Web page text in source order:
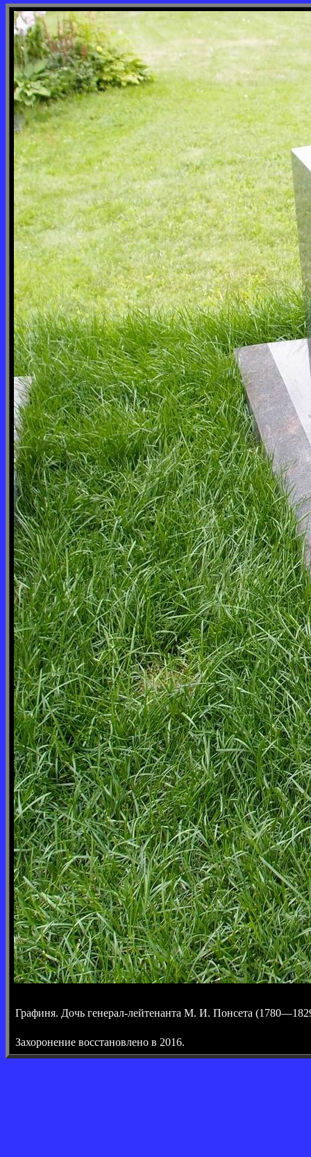
Графиня. Дочь генерал-лейтенанта М. И. Понсета
Захоронение восстановлено в 2016.